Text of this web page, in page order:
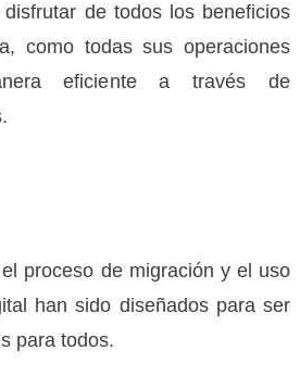
de todos los beneficios
como todas sus operaciones
eficiente a través de
proceso de migración y el uso
han sido diseñados para ser
para todos.